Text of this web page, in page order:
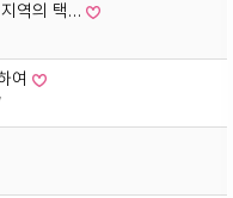
역의 택…
여